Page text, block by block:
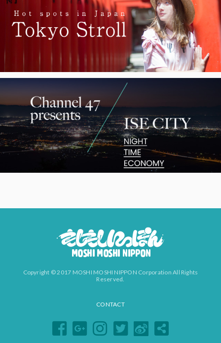
Copyright © 2017 MOSHI MOSHI NIPPON Corporation All Rights
Reserved.
CONTACT